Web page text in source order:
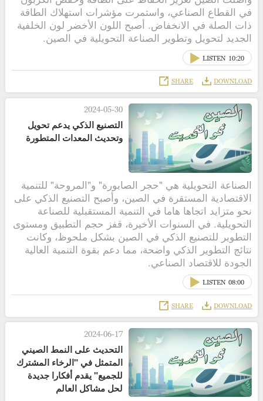
في القطاع الصناعي، واستمرت مؤشرات استهلاك الطاقة
ذات الصلة في الانخفاض. أصبح اللون الأخضر لون الخلفية
الجديد لتحويل وتطوير الصناعة التحويلية في الصين.
LISTEN 10:20
DOWNLOAD
SHARE
2024-05-30
التصنيع الذكي يدعم تحويل
وتحديث المعدات المتطورة
الصناعة التحويلية هي "حجر الصابورة" و"المروحة" للتنمية
الاقتصادية المستقرة في الصين، وأصبح التصنيع الذكي على
نحو متزايد اتجاها هاما في التنمية المستقبلية للصناعة
التحويلية. في السنوات الأخيرة، قفز حجم التطبيق ومستوى
التطوير للتصنيع الذكي في الصين بشكل ملحوظ، وكانت
نتائج التطوير الذكي واضحة، مما دعم بقوة التنمية العالية
الجودة للاقتصاد الصناعي.
LISTEN 08:00
DOWNLOAD
SHARE
2024-06-17
التحديث على النمط الصيني
المتمثل في "الرخاء المشترك
للجميع" يقدم أفكارا جديدة
لحل مشاكل العالم